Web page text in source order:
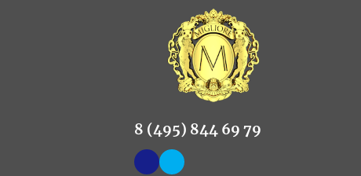
8 (495) 844 69 79